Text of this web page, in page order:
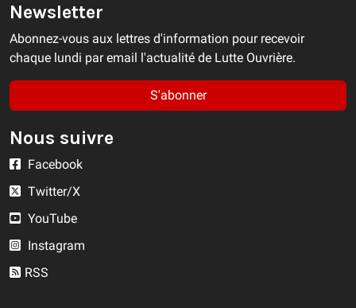
Newsletter
Abonnez-vous aux lettres d'information pour recevoir
chaque lundi par email l'actualité de Lutte Ouvrière.
S'abonner
Nous suivre
Facebook
Twitter/X
YouTube
Instagram
RSS